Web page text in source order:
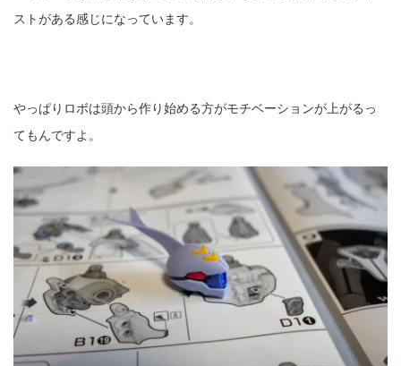
psobb ricoh SIGMA
Z5 Z6II
α1 II α6700 フィルムカメラ
フォクトレンダー ライカIIf ライカM4 ライカM10
ライカM10-R ライカX2 ローライ35
ローライコード
ストがある感じになっています。
やっぱりロボは頭から作り始める方がモチベーションが上がるっ
てもんですよ。